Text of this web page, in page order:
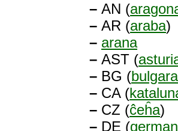
– AN (
– AR (araba)
– arana
– AST (
– BG (bulgara
– CA (
– CZ (ĉeĥa)
– DE (